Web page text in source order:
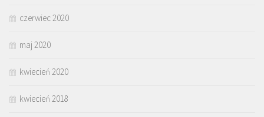
czerwiec 2020
maj 2020
kwiecień 2020
kwiecień 2018